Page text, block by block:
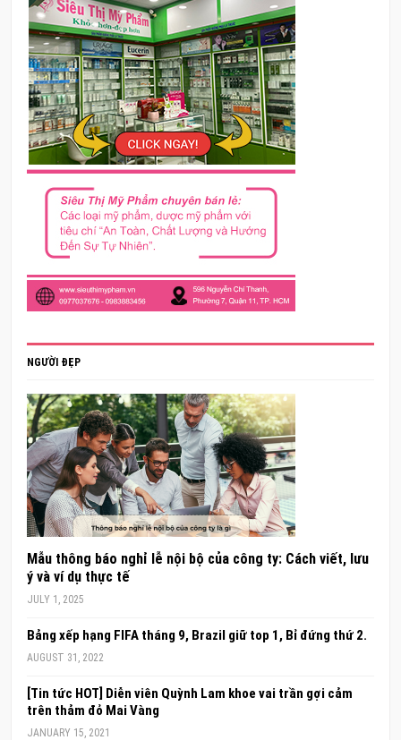
NGƯỜI ĐẸP
Mẫu thông báo nghỉ lễ nội bộ của công ty: Cách viết, lưu
ý và ví dụ thực tế
JULY 1, 2025
Bảng xếp hạng FIFA tháng 9, Brazil giữ top 1, Bỉ đứng thứ 2.
AUGUST 31, 2022
[Tin tức HOT] Diễn viên Quỳnh Lam khoe vai trần gợi cảm
trên thảm đỏ Mai Vàng
JANUARY 15, 2021